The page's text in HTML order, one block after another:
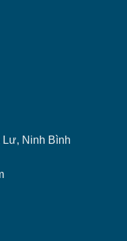
Lư, Ninh Bình